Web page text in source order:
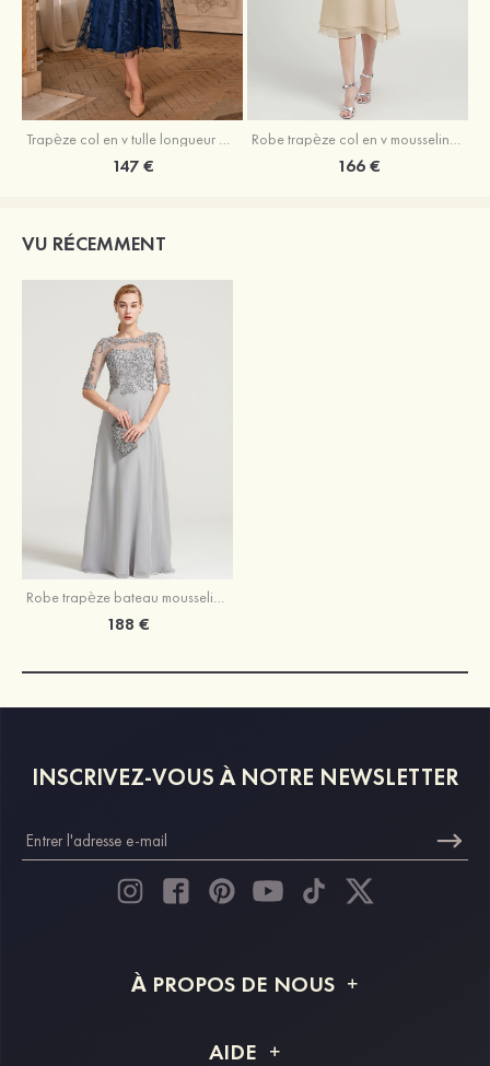
Trapèze col en v tulle longueur mollet robe de mère de la mariée avec appliqué paillettes ceinture
147 €
Robe trapèze col en v mousseline longueur mollet robe de mère de la mariée avec perle
166 €
VU RÉCEMMENT
Robe trapèze bateau mousseline longueur ras du sol robe de mère de la mariée avec appliqué paillettes
188 €
INSCRIVEZ-VOUS À NOTRE NEWSLETTER
À PROPOS DE NOUS
Livraison
AIDE